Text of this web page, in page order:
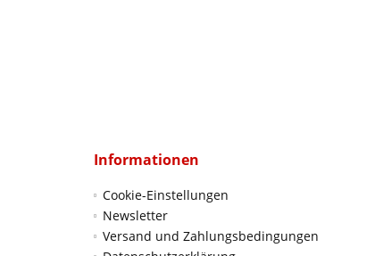
Informationen
Cookie-Einstellungen
Newsletter
Versand und Zahlungsbedingungen